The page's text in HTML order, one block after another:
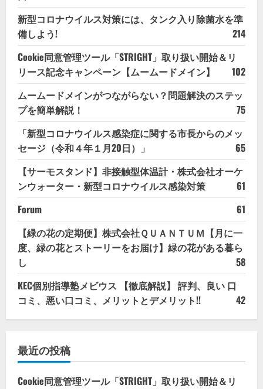
新型コロナウイルス対策には、タンク入り除菌水を準
備しよう!
214
Cookie同意管理ツール「STRIGHT」取り扱い開始＆リ
リース記念キャンペーン【ムームードメイン】
102
ムームードメインがつながらない？問題解決のステッ
プを簡単解説！
75
「新型コロナウイルス感染症に関する市長からのメッ
セージ（令和４年１月20日）」
65
【サーモスタンド】非接触型体温計・株式会社オーケ
ンウォーター・新型コロナウイルス感染対策
61
Forum
61
【緑の花の定期便】株式会社ＱＵＡＮＴＵＭ【月に一
度、緑の花とストーリーをお届け】緑の花がある暮ら
し
58
KEC個別指導塾メビウス 【徹底解説】 評判、良い 口
コミ、悪い口コミ、メリットとデメリット!!
42
最近の投稿
Cookie同意管理ツール「STRIGHT」取り扱い開始＆リ